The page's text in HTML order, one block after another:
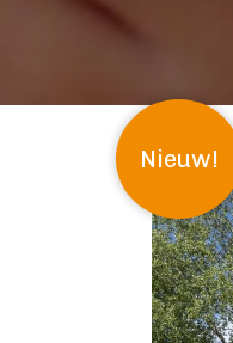
Nieuw!